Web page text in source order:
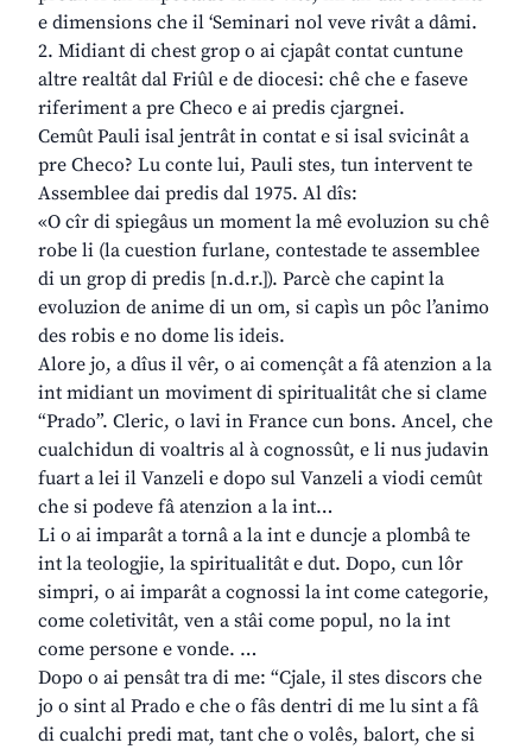
e dimensions che il ‘Seminari nol veve rivât a dâmi.
2. Midiant di chest grop o ai cjapât contat cuntune
altre realtât dal Friûl e de diocesi: chê che e faseve
riferiment a pre Checo e ai predis cjargnei.
Cemût Pauli isal jentrât in contat e si isal svicinât a
pre Checo? Lu conte lui, Pauli stes, tun intervent te
Assemblee dai predis dal 1975. Al dîs:
«O cîr di spiegâus un moment la mê evoluzion su chê
robe li (la cuestion furlane, contestade te assemblee
di un grop di predis [n.d.r.]). Parcè che capint la
evoluzion de anime di un om, si capìs un pôc l’animo
des robis e no dome lis ideis.
Alore jo, a dîus il vêr, o ai començât a fâ atenzion a la
int midiant un moviment di spiritualitât che si clame
“Prado”. Cleric, o lavi in France cun bons. Ancel, che
cualchidun di voaltris al à cognossût, e li nus judavin
fuart a lei il Vanzeli e dopo sul Vanzeli a viodi cemût
che si podeve fâ atenzion a la int…
Li o ai imparât a tornâ a la int e duncje a plombâ te
int la teologjie, la spiritualitât e dut. Dopo, cun lôr
simpri, o ai imparât a cognossi la int come categorie,
come coletivitât, ven a stâi come popul, no la int
come persone e vonde. …
Dopo o ai pensât tra di me: “Cjale, il stes discors che
jo o sint al Prado e che o fâs dentri di me lu sint a fâ
di cualchi predi mat, tant che o volês, balort, che si